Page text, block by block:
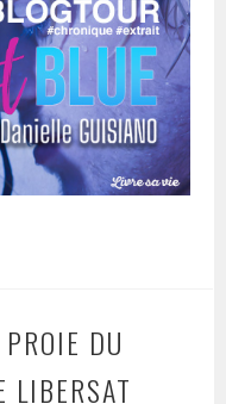
DU
LIBERSAT